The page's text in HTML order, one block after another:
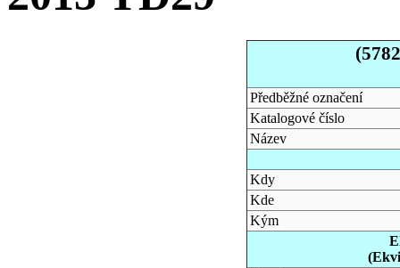
Předběžné označení
Katalogové číslo
Název
Kdy
Kde
Kým